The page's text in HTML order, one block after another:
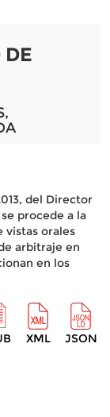
del Director
procede a la
vistas orales
arbitraje en
en los
XML JSON